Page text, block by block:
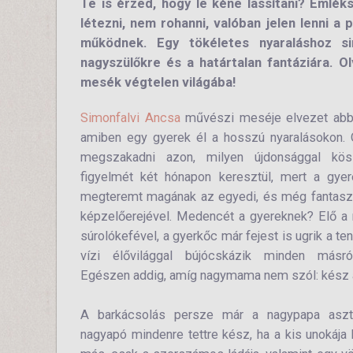
Te is érzed, hogy le kéne lassítani?
létezni, nem rohanni, valóban jelen lenni a
működnek. Egy tökéletes
nagyszülőkre és a határtalan fantáziára.
mesék végtelen világába!
Simonfalvi Ancsa művészi meséje elvezet
amiben egy gyerek él a hosszú nyaralásokon.
megszakadni azon, milyen újdonsággal
figyelmét két hónapon keresztül, mert a
megteremt magának az egyedi, és még
képzelőerejével. Medencét a gyereknek? Elő
súrolókefével, a gyerkőc már fejest is ugrik a
vízi élővilággal bújócskázik minden
Egészen addig, amíg nagymama nem szól: kész
A barkácsolás persze már a nagypapa
nagyapó mindenre tettre kész, ha a kis